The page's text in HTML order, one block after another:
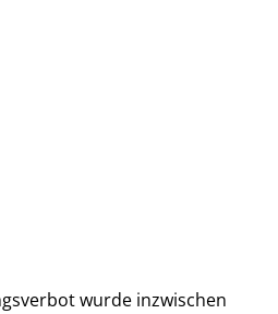
wurde inzwischen